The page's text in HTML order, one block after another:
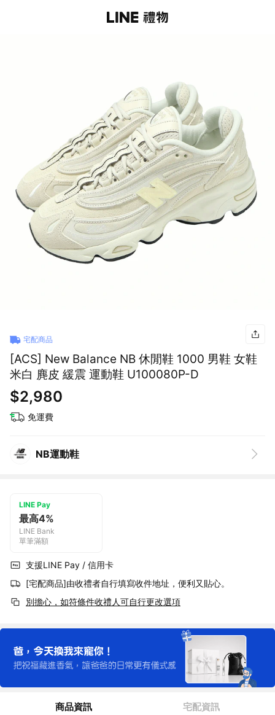
宅配商品
[ACS] New Balance NB 休閒鞋 1000 男鞋 女鞋
米白 麂皮 緩震 運動鞋 U100080P-D
$2,980
免運費
NB運動鞋
LINE Pay
最高4%
LINE Bank
單筆滿額
支援LINE Pay / 信用卡
[宅配商品]由收禮者自行填寫收件地址，便利又貼心。
別擔心，如符條件收禮人可自行更改選項
商品資訊 宅配資訊